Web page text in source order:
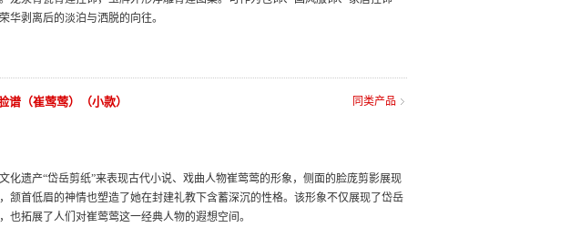
华剥离后的淡泊与洒脱的向往。
谱（崔莺莺）（小款）
同类产品
化遗产“岱岳剪纸”来表现古代小说、戏曲人物崔莺莺的形象，侧面的脸庞剪影展现
颔首低眉的神情也塑造了她在封建礼教下含蓄深沉的性格。该形象不仅展现了岱岳
也拓展了人们对崔莺莺这一经典人物的遐想空间。